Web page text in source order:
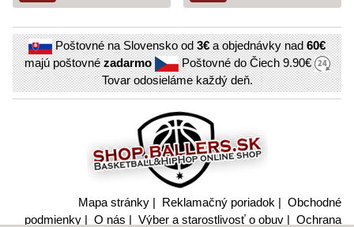
Poštovné na Slovensko od3€a objednávky nad60€
majú poštovnézadarmo Poštovné do Čiech9.90€
Tovar odosieláme každý deň.
Mapa stránky | Reklamačný poriadok | Obchodné
podmienky | O nás | Výber a starostlivosť o obuv | Ochrana